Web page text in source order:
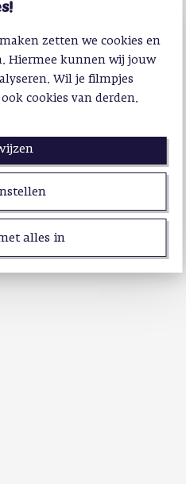
zetten we cookies en
Hiermee kunnen wij jouw
Wil je filmpjes
cookies van derden.
alles in